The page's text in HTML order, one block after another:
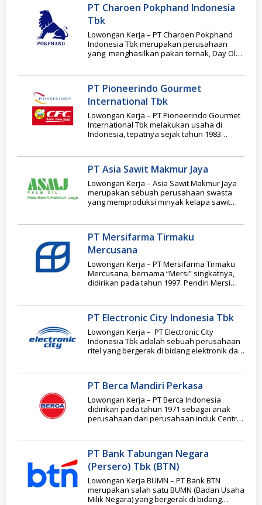
PT Charoen Pokphand Indonesia
Tbk
Lowongan Kerja – PT Charoen Pokphand
Indonesia Tbk merupakan perusahaan
yang menghasilkan pakan ternak, Day Old
PT Pioneerindo Gourmet
International Tbk
Lowongan Kerja – PT Pioneerindo Gourmet
International Tbk melakukan usaha di
Indonesia, tepatnya sejak tahun 1983
PT Asia Sawit Makmur Jaya
Lowongan Kerja – Asia Sawit Makmur Jaya
merupakan sebuah perusahaan swasta
yang memproduksi minyak kelapa sawit
PT Mersifarma Tirmaku
Mercusana
Lowongan Kerja – PT Mersifarma Tirmaku
Mercusana, bernama “Mersi” singkatnya,
didirikan pada tahun 1997. Pendiri Mersi
PT Electronic City Indonesia Tbk
Lowongan Kerja – PT Electronic City
Indonesia Tbk adalah sebuah perusahaan
ritel yang bergerak di bidang elektronik dan
PT Berca Mandiri Perkasa
Lowongan Kerja – PT Berca Indonesia
didirikan pada tahun 1971 sebagai anak
perusahaan dari perusahaan induk Central
PT Bank Tabungan Negara
(Persero) Tbk (BTN)
Lowongan Kerja BUMN – PT Bank BTN
merupakan salah satu BUMN (Badan Usaha
Milik Negara) yang bergerak di bidang